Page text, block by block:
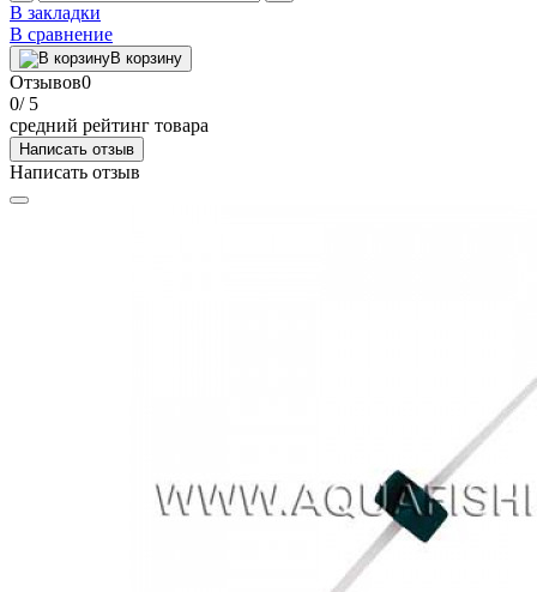
В закладки
В сравнение
В корзину
Отзывов0
0/ 5
средний рейтинг товара
Написать отзыв
Написать отзыв